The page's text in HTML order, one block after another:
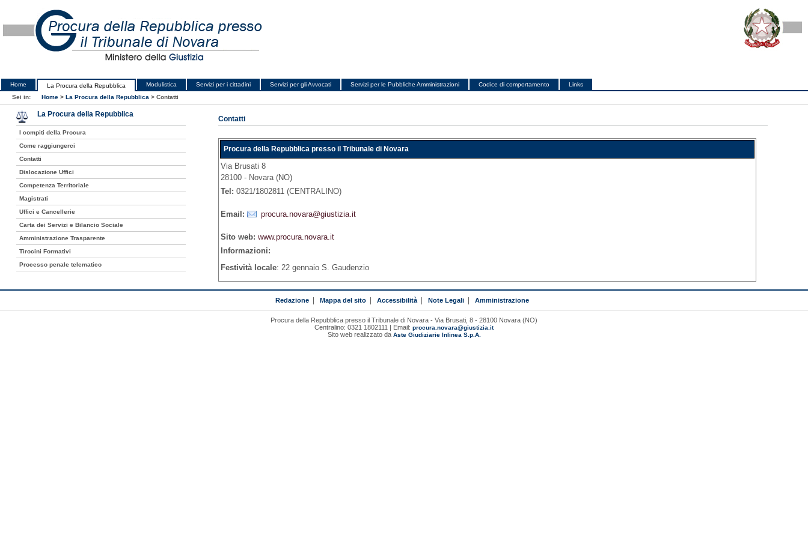
Home La Procura della Repubblica Modulistica Servizi per i cittadini Servizi per gli Avvocati Servizi per le Pubbliche Amministrazioni Codice di comportamento
Links
Sei in:
Home > La Procura della Repubblica > Contatti
Contatti
Procura della Repubblica presso il Tribunale di Novara
Via Brusati 8
28100 - Novara (NO)
Tel: 0321/1802811 (CENTRALINO)
Email: procura.novara@giustizia.it
Sito web: www.procura.novara.it
Informazioni:
Festività locale: 22 gennaio S. Gaudenzio
La Procura della Repubblica
I compiti della Procura
Come raggiungerci
Contatti
Dislocazione Uffici
Competenza Territoriale
Magistrati
Uffici e Cancellerie
Carta dei Servizi e Bilancio Sociale
Amministrazione Trasparente
Tirocini Formativi
Processo penale telematico
Redazione Mappa del sito Accessibilità Note Legali Amministrazione
Procura della Repubblica presso il Tribunale di Novara - Via Brusati, 8 - 28100 Novara (NO)
Centralino: 0321 1802111 | Email: procura.novara@giustizia.it
Sito web realizzato da Aste Giudiziarie Inlinea S.p.A.